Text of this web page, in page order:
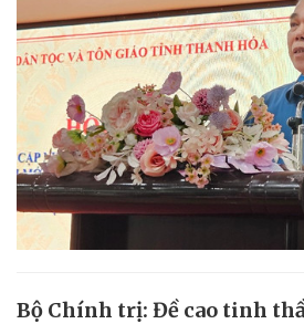
Bộ Chính trị: Đề cao tinh